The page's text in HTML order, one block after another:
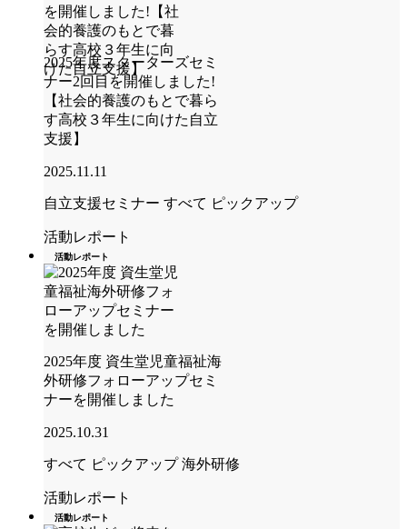
2025年度スターターズセミ
ナー2回目を開催しました!
【社会的養護のもとで暮ら
す高校３年生に向けた自立
支援】
2025.11.11
自立支援セミナー すべて ピックアップ
活動レポート
活動レポート
2025年度 資生堂児童福祉海
外研修フォローアップセミ
ナーを開催しました
2025.10.31
すべて ピックアップ 海外研修
活動レポート
活動レポート